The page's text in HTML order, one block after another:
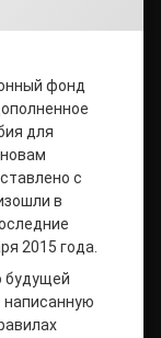
фонд
для
с
в
2015 года.
будущей
написанную